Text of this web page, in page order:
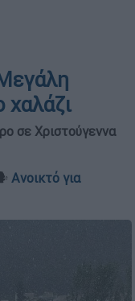
σε Χριστούγεννα
Ανοικτό για